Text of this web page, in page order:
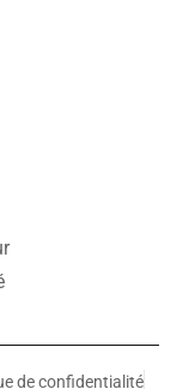
de confidentialité